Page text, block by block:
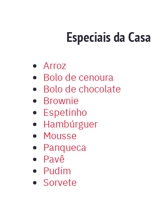
Especiais da Casa
Arroz
Bolo de cenoura
Bolo de chocolate
Brownie
Espetinho
Hambúrguer
Mousse
Panqueca
Pavê
Pudim
Sorvete